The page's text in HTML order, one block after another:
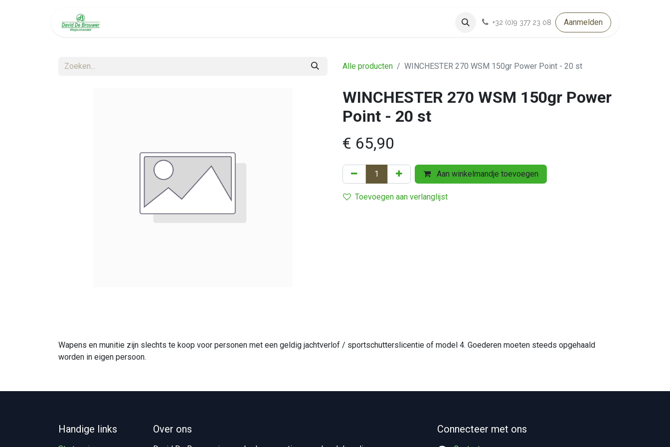
+32 (0)9 377 23 08 Aanmelden
Alle producten WINCHESTER 270 WSM 150gr Power Point - 20 st
WINCHESTER 270 WSM 150gr Power
Point - 20 st
€ 65,90
Aan winkelmandje toevoegen
Toevoegen aan verlanglijst
Wapens en munitie zijn slechts te koop voor personen met een geldig jachtverlof / sportschutterslicentie of model 4. Goederen moeten steeds opgehaald
worden in eigen persoon.
Handige links Over ons Connecteer met ons